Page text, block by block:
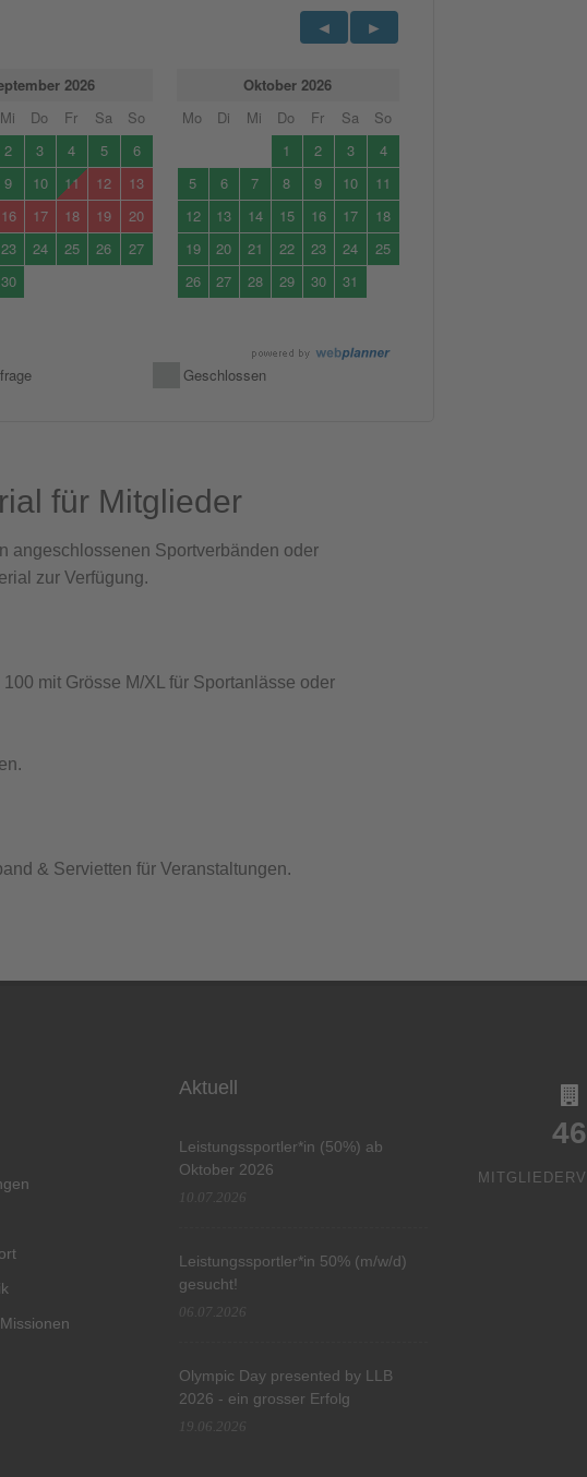
für Mitglieder
angeschlossenen Sportverbänden oder
zur Verfügung.
mit Grösse M/XL für Sportanlässe oder
& Servietten für Veranstaltungen.
Aktuell
Leistungssportler*in (50%) ab
Oktober 2026
10.07.2026
Leistungssportler*in 50% (m/w/d)
gesucht!
06.07.2026
Olympic Day presented by LLB
2026 - ein grosser Erfolg
19.06.2026
46